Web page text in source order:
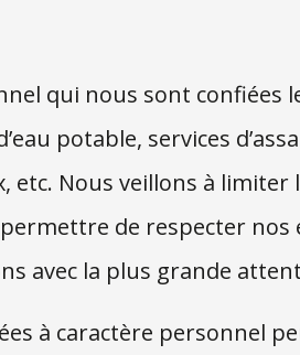
qui nous sont confiées
potable, services
etc. Nous veillons à
de respecter
avec la plus grande
à caractère personnel